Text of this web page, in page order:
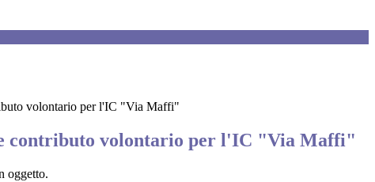
volontario per l'IC "Via Maffi"
contributo volontario per l'IC "Via Maffi"
oggetto.